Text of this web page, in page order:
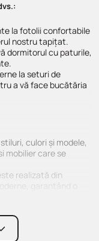
la fotolii confortabile
nostru tapițat.
dormitorul cu paturile,
la seturi de
a vă face bucătăria
culori și modele,
mobilier care se
realizată din